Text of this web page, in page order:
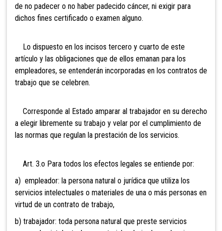
de no padecer o no haber padecido cáncer, ni exigir para
dichos fines certificado o examen alguno.
Lo dispuesto en los incisos tercero y cuarto de este
artículo y las obligaciones que de ellos emanan para los
empleadores, se entenderán incorporadas en los contratos de
trabajo que se celebren.
Corresponde al Estado amparar al trabajador en su derecho
a elegir libremente su trabajo y velar por el cumplimiento de
las normas que regulan la prestación de los servicios.
Art. 3.o Para todos los efectos legales se entiende por:
a) empleador: la persona natural o jurídica que utiliza los
servicios intelectuales o materiales de una o más personas en
virtud de un contrato de trabajo,
b) trabajador: toda persona natural que preste servicios